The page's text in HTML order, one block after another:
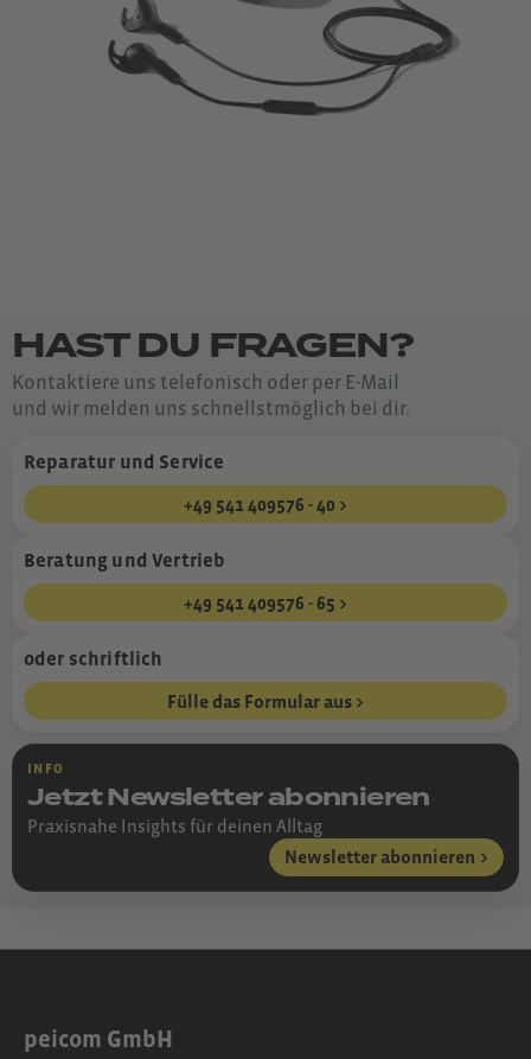
erster Stelle steht.Lieferumfang1 x
Shokz OpenComm2 Kopfhörer1 x
Tragetasche1 x USB-C-Ladekabel1 x
HAST DU FRAGEN?
Kontaktiere uns telefonisch oder per E-Mail
und wir melden uns schnellstmöglich bei dir.
Reparatur und Service
+49 541 409576 - 40
Beratung und Vertrieb
+49 541 409576 - 65
oder schriftlich
Fülle das Formular aus
INFO
Jetzt Newsletter abonnieren
Praxisnahe Insights für deinen Alltag
Newsletter abonnieren
peicom GmbH